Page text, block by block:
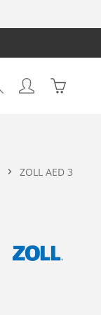
ZOLL AED 3